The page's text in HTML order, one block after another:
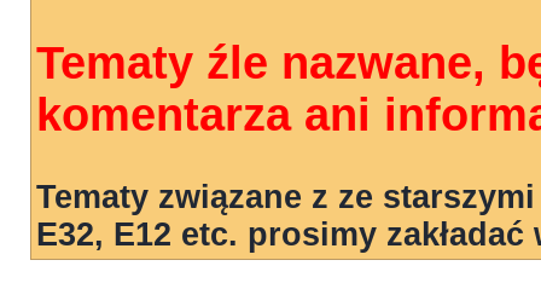
Tematy źle nazwane,
komentarza ani
Tematy związane z ze
E32, E12 etc. prosimy